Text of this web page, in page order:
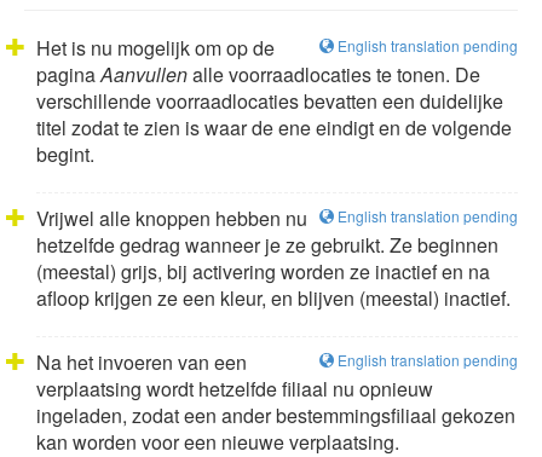
English translation pending
Het is nu mogelijk om op de
paginaAanvullenalle voorraadlocaties te tonen. De
verschillende voorraadlocaties bevatten een duidelijke
titel zodat te zien is waar de ene eindigt en de volgende
begint.
English translation pending
Vrijwel alle knoppen hebben nu
hetzelfde gedrag wanneer je ze gebruikt. Ze beginnen
(meestal) grijs, bij activering worden ze inactief en na
afloop krijgen ze een kleur, en blijven (meestal) inactief.
English translation pending
Na het invoeren van een
verplaatsing wordt hetzelfde filiaal nu opnieuw
ingeladen, zodat een ander bestemmingsfiliaal gekozen
kan worden voor een nieuwe verplaatsing.